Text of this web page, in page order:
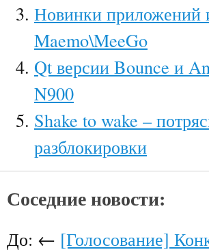
Новинки приложений
Maemo\MeeGo
Qt версии Bounce и
N900
Shake to wake –
разблокировки
Соседние новости:
До: ← [Голосование]